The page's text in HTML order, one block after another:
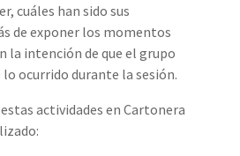
cuáles han sido sus
de exponer los momentos
la intención de que el grupo
ocurrido durante la sesión.
actividades en Cartonera